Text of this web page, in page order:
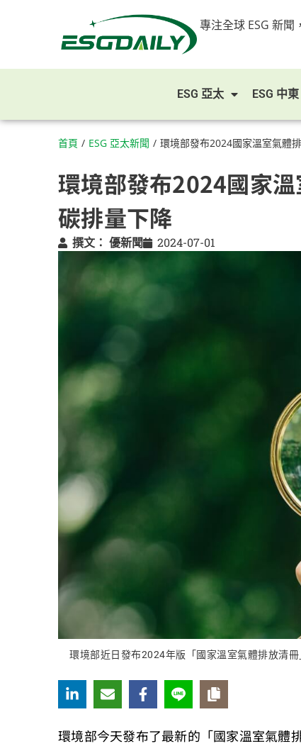
專注全球 ESG 新聞
ESG 亞太 ESG 中東
首頁 / ESG 亞太新聞 / 環境部發布2024國家溫室氣體
環境部發布2024國家
碳排量下降
撰文： 優新聞 2024-07-01
環境部近日發布2024年版「國家溫室氣體排放清
環境部今天發布了最新的「國家溫室氣體